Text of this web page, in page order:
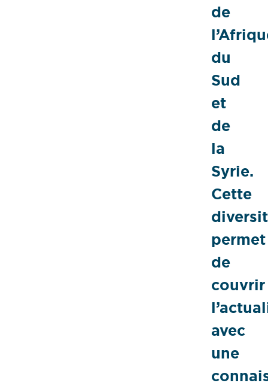
de
du
Sud
et
de
la
Syrie.
Cette
permet
de
couvrir
avec
une